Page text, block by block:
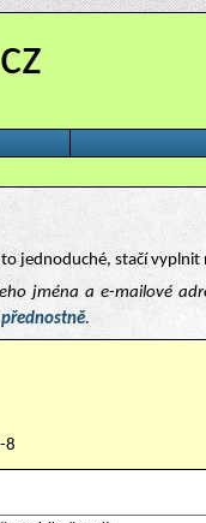
jednoduché, stačí
jména a e-mailové
8